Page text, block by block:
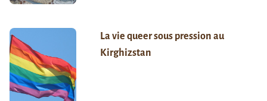
La vie queer sous pression au
Kirghizstan